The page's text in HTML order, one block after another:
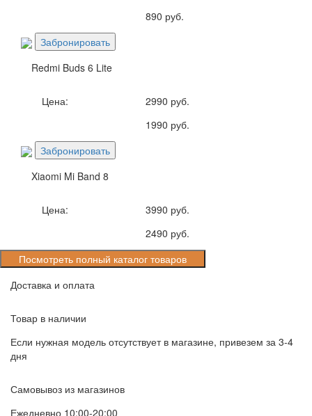
890 руб.
Redmi Buds 6 Lite
Цена:
2990 руб.
1990 руб.
Забронировать
Xiaomi Mi Band 8
Цена:
3990 руб.
2490 руб.
Забронировать
Посмотреть полный каталог товаров
Доставка и оплата
Товар в наличии
Если нужная модель отсутствует в магазине, привезем за 3-4
дня
Самовывоз из магазинов
Ежедневно 10:00-20:00